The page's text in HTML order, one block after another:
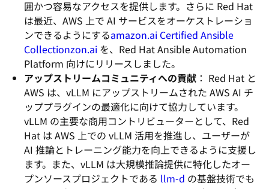
囲かつ容易なアクセスを提供します。さらに Red Hat
は最近、AWS 上で AI サービスをオーケストレーショ
ンできるようにするamazon.ai Certified Ansible
Collectionzon.ai を、Red Hat Ansible Automation
Platform 向けにリリースしました。
アップストリームコミュニティへの貢献 ： Red Hat と
AWS は、vLLM にアップストリームされた AWS AI チ
ッププラグインの最適化に向けて協力しています。
vLLM の主要な商用コントリビューターとして、Red
Hat は AWS 上での vLLM 活用を推進し、ユーザーが
AI 推論とトレーニング能力を向上できるように支援し
ます。また、vLLM は大規模推論提供に特化したオー
プンソースプロジェクトである llm-d の基盤技術でも